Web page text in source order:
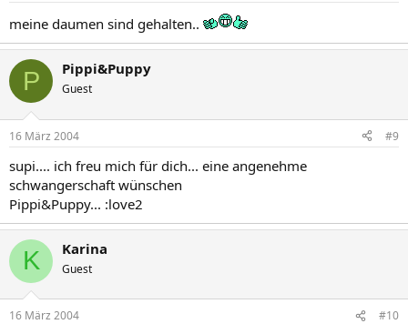
meine daumen sind gehalten..
P Pippi&Puppy
Guest
16 März 2004 #9
supi.... ich freu mich für dich... eine angenehme
schwangerschaft wünschen
Pippi&Puppy... :love2
K Karina
Guest
16 März 2004 #10